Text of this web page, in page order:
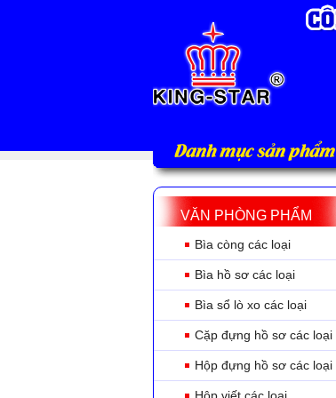
Danh mục sản phẩm
VĂN PHÒNG PHẨM
Bìa còng các loại
Bìa hồ sơ các loại
Bìa sổ lò xo các loại
Cặp đựng hồ sơ các loại
Hộp đựng hồ sơ các loại